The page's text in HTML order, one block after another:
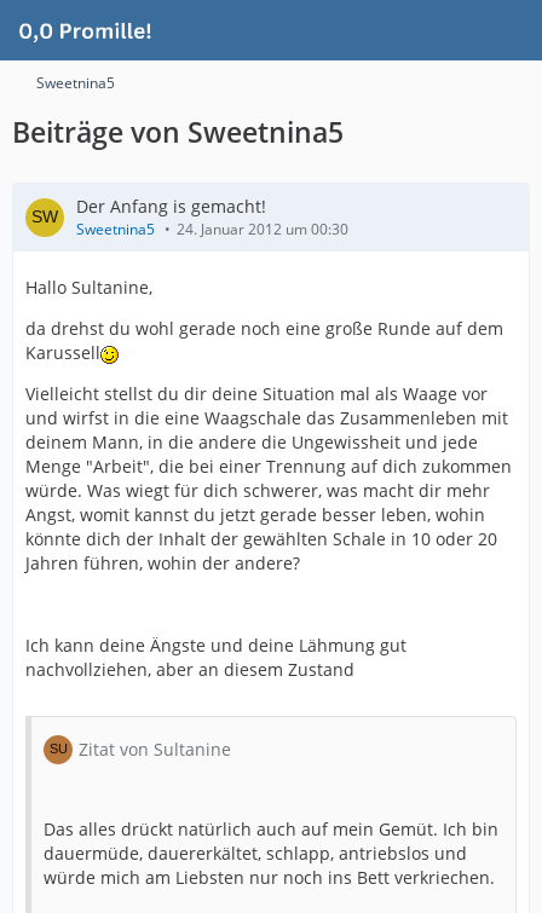
Sweetnina5
Beiträge von Sweetnina5
Der Anfang is gemacht!
Sweetnina5 24. Januar 2012 um 00:30
Hallo Sultanine,
da drehst du wohl gerade noch eine große Runde auf dem
Karussell
Vielleicht stellst du dir deine Situation mal als Waage vor
und wirfst in die eine Waagschale das Zusammenleben mit
deinem Mann, in die andere die Ungewissheit und jede
Menge "Arbeit", die bei einer Trennung auf dich zukommen
würde. Was wiegt für dich schwerer, was macht dir mehr
Angst, womit kannst du jetzt gerade besser leben, wohin
könnte dich der Inhalt der gewählten Schale in 10 oder 20
Jahren führen, wohin der andere?
Ich kann deine Ängste und deine Lähmung gut
nachvollziehen, aber an diesem Zustand
Zitat von Sultanine
Das alles drückt natürlich auch auf mein Gemüt. Ich bin
dauermüde, dauererkältet, schlapp, antriebslos und
würde mich am Liebsten nur noch ins Bett verkriechen.